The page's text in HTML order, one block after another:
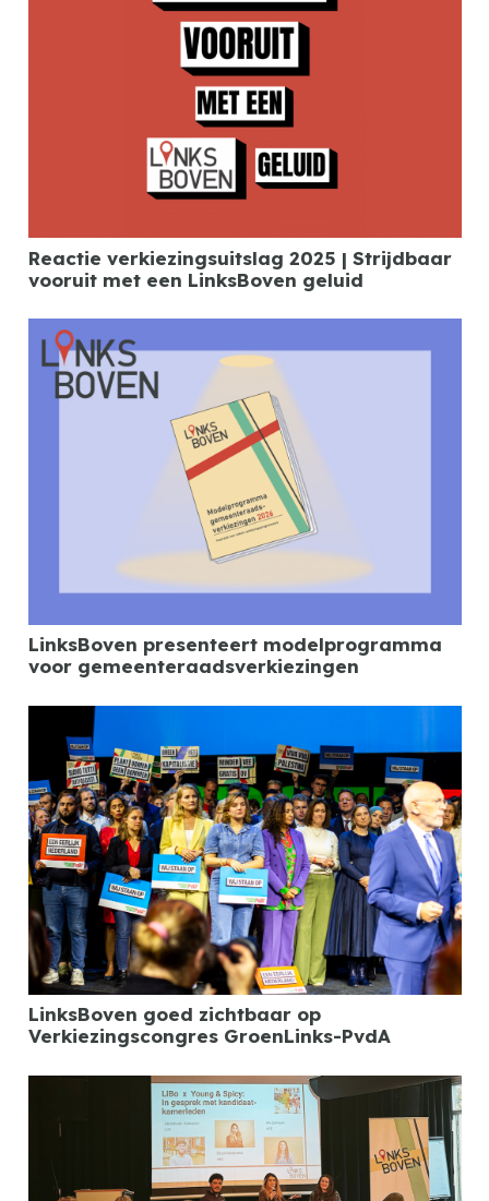
Reactie verkiezingsuitslag 2025 | Strijdbaar
vooruit met een LinksBoven geluid
LinksBoven presenteert modelprogramma
voor gemeenteraadsverkiezingen
LinksBoven goed zichtbaar op
Verkiezingscongres GroenLinks-PvdA